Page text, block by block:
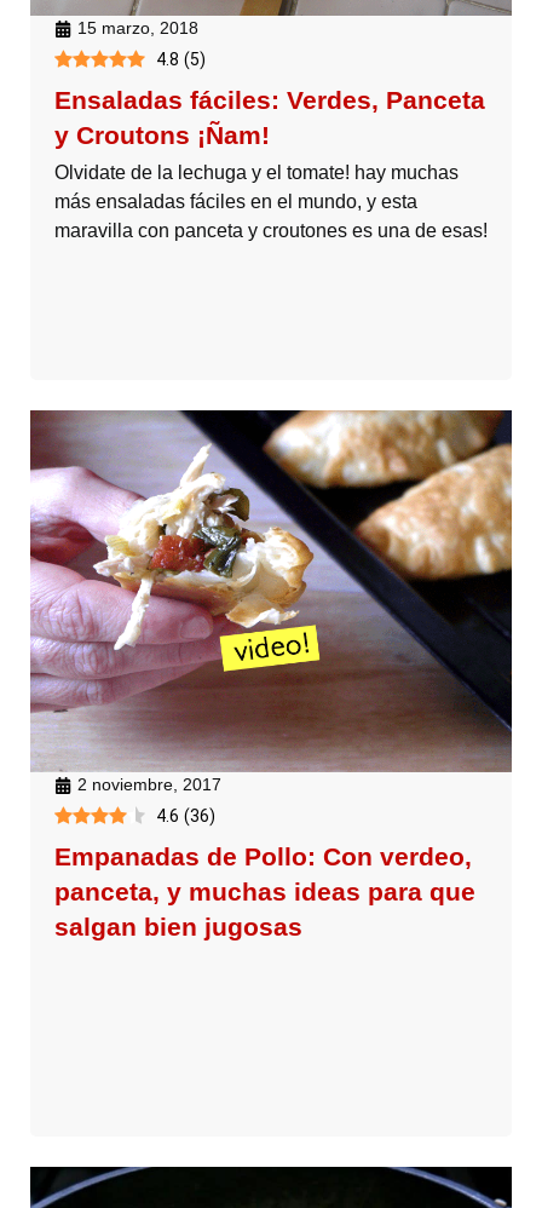
15 marzo, 2018
4.8 (5)
Ensaladas fáciles: Verdes, Panceta
y Croutons ¡Ñam!
Olvidate de la lechuga y el tomate! hay muchas
más ensaladas fáciles en el mundo, y esta
maravilla con panceta y croutones es una de esas!
2 noviembre, 2017
4.6 (36)
Empanadas de Pollo: Con verdeo,
panceta, y muchas ideas para que
salgan bien jugosas